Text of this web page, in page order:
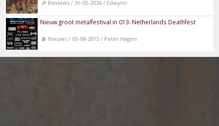
Reviews / 31-05-2026 / Edwynn
Nieuw groot metalfestival in 013: Netherlands Deathfest
Nieuws / 05-08-2015 / Peter Hagen